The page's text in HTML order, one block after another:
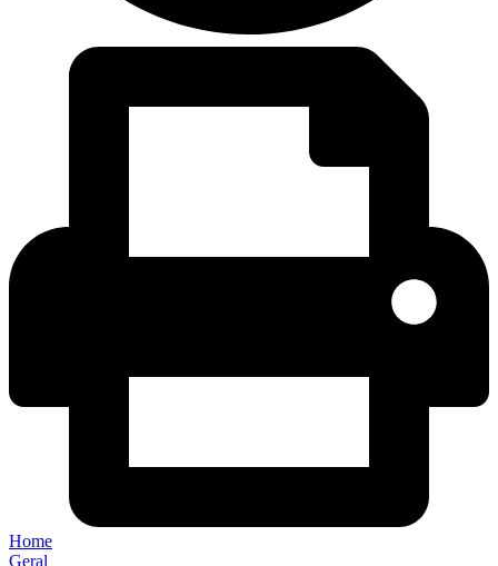
Home
Geral